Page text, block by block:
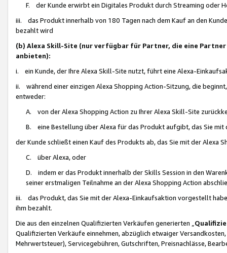
F. der Kunde erwirbt ein Digitales Produkt durch Streaming oder
iii. das Produkt innerhalb von 180 Tagen nach dem Kauf an den
bezahlt wird
(b) Alexa Skill-Site (nur verfügbar für Partner, die eine
anbieten):
i. ein Kunde, der Ihre Alexa Skill-Site nutzt, führt eine Alexa-
ii. während einer einzigen Alexa Shopping Action-Sitzung, die
entweder:
A. von der Alexa Shopping Action zu Ihrer Alexa Skill-Site
B. eine Bestellung über Alexa für das Produkt aufgibt, das Sie mit
der Kunde schließt einen Kauf des Produkts ab, das Sie mit der Alexa
C. über Alexa, oder
D. indem er das Produkt innerhalb der Skills Session in den
seiner erstmaligen Teilnahme an der Alexa Shopping Action
iii. das Produkt, das Sie mit der Alexa-Einkaufsaktion vorgestellt
ihm bezahlt.
Die aus den einzelnen Qualifizierten Verkäufen generierten „
Qualifizierten Verkäufe einnehmen, abzüglich etwaiger
Mehrwertsteuer), Servicegebühren, Gutschriften, Preisnachlässe,